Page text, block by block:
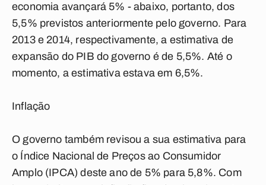
economia avançará 5% - abaixo, portanto, dos
5,5% previstos anteriormente pelo governo. Para
2013 e 2014, respectivamente, a estimativa de
expansão do PIB do governo é de 5,5%. Até o
momento, a estimativa estava em 6,5%.
Inflação
O governo também revisou a sua estimativa para
o Índice Nacional de Preços ao Consumidor
Amplo (IPCA) deste ano de 5% para 5,8%. Com